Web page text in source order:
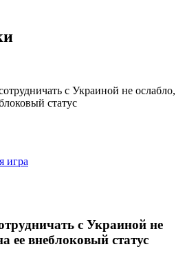
с Украиной не ослабло,
статус
игра
с Украиной не
ее внеблоковый статус